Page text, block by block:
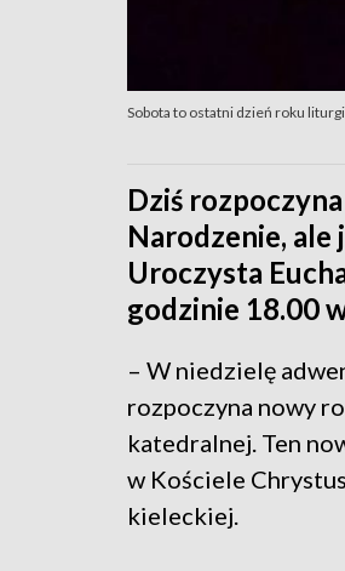
Sobota to ostatni dzień roku
Dziś
Narodzenie,
Uroczysta
godzinie 18.00
– W niedzielę
rozpoczyna nowy
katedralnej. Ten
w Kościele
kieleckiej.